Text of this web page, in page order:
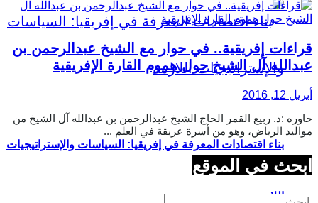
بناء اقتصادات المعرفة في إفريقيا: السياسات والإستراتيجيات
اللازمة
قراءات إفريقية.. في حوار مع الشيخ عبدالرحمن بن
عبدالله آل الشيخ حول هموم القارة الإفريقية
أبريل 12, 2016
حاوره :د. ربيع القمر الحاج الشيخ عبدالرحمن بن عبدالله آل الشيخ من
مواليد الرياض، وهو من أسرة عريقة في العلم ...
ابحث في الموقع